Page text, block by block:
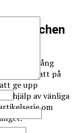
Branschen
En gång
strandsatt på
ge upp
få hjälp av vänliga
om